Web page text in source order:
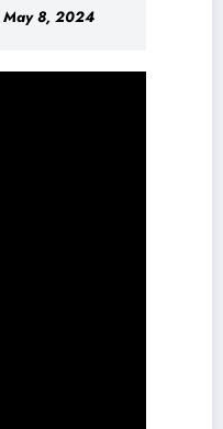
May 8, 2024